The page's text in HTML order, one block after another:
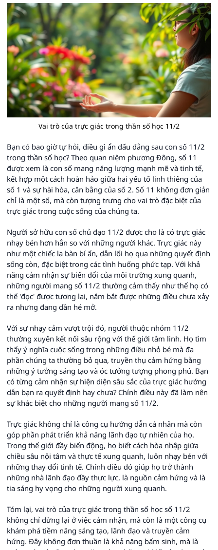
Vai trò của trực giác trong thần số học 11/2
Bạn có bao giờ tự hỏi, điều gì ẩn dấu đằng sau con số 11/2
trong thần số học? Theo quan niệm phương Đông, số 11
được xem là con số mang năng lượng mạnh mẽ và tinh tế,
kết hợp một cách hoàn hảo giữa hai yếu tố linh thiêng của
số 1 và sự hài hòa, cân bằng của số 2. Số 11 không đơn giản
chỉ là một số, mà còn tượng trưng cho vai trò đặc biệt của
trực giác trong cuộc sống của chúng ta.
Người sở hữu con số chủ đạo 11/2 được cho là có trực giác
nhạy bén hơn hẳn so với những người khác. Trực giác này
như một chiếc la bàn bí ẩn, dẫn lối họ qua những quyết định
sống còn, đặc biệt trong các tình huống phức tạp. Với khả
năng cảm nhận sự biến đổi của môi trường xung quanh,
những người mang số 11/2 thường cảm thấy như thể họ có
thể 'đọc' được tương lai, nắm bắt được những điều chưa xảy
ra nhưng đang dần hé mở.
Với sự nhạy cảm vượt trội đó, người thuộc nhóm 11/2
thường xuyên kết nối sâu rộng với thế giới tâm linh. Họ tìm
thấy ý nghĩa cuộc sống trong những điều nhỏ bé mà đa
phần chúng ta thường bỏ qua, truyền thụ cảm hứng bằng
những ý tưởng sáng tạo và óc tưởng tượng phong phú. Bạn
có từng cảm nhận sự hiện diện sâu sắc của trực giác hướng
dẫn bạn ra quyết định hay chưa? Chính điều này đã làm nên
sự khác biệt cho những người mang số 11/2.
Trực giác không chỉ là công cụ hướng dẫn cá nhân mà còn
góp phần phát triển khả năng lãnh đạo tự nhiên của họ.
Trong thế giới đầy biến động, họ biết cách hòa nhập giữa
chiều sâu nội tâm và thực tế xung quanh, luôn nhạy bén với
những thay đổi tinh tế. Chính điều đó giúp họ trở thành
những nhà lãnh đạo đầy thực lực, là nguồn cảm hứng và là
tia sáng hy vọng cho những người xung quanh.
Tóm lại, vai trò của trực giác trong thần số học số 11/2
không chỉ dừng lại ở việc cảm nhận, mà còn là một công cụ
khám phá tiềm năng sáng tạo, lãnh đạo và truyền cảm
hứng. Đây không đơn thuần là khả năng bẩm sinh, mà là